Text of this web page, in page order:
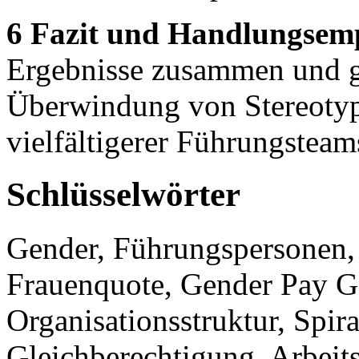
6 Fazit und
Ergebnisse zusammen
Überwindung von
vielfältigerer
Schlüsselwörter
Gender,
Frauenquote, Gender Pay
Organisationsstruktur,